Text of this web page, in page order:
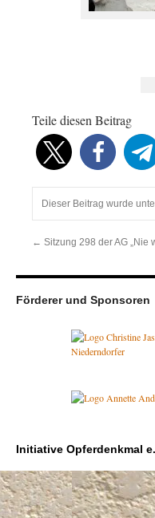
Teile diesen Beitrag
Dieser Beitrag wurde
← Sitzung 298 der AG „Nie
Förderer und Sponsoren
Initiative Opferdenkmal